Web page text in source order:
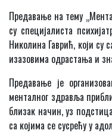
Предавање на тему
су специјалиста
Николина Гаврић, који су
изазовима одрастања и
Предавање је
менталног здравља
близак начин, уз
са којима се сусрећу у